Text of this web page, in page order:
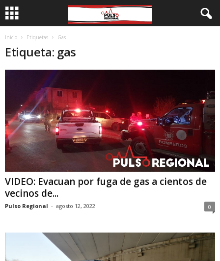
Inicio Etiquetas Gas
Etiqueta: gas
VIDEO: Evacuan por fuga de gas a cientos de
vecinos de...
Pulso Regional - agosto 12, 2022 0